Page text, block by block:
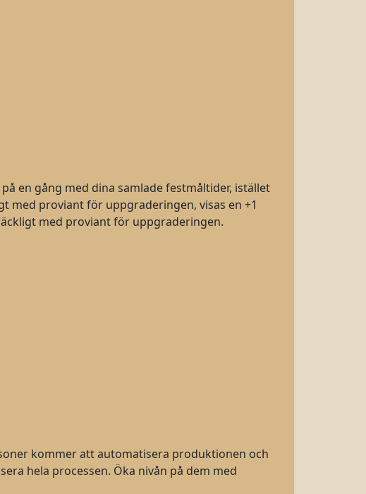
en gång med dina samlade festmåltider, istället
med proviant för uppgraderingen, visas en +1
med proviant för uppgraderingen.
kommer att automatisera produktionen och
hela processen. Öka nivån på dem med